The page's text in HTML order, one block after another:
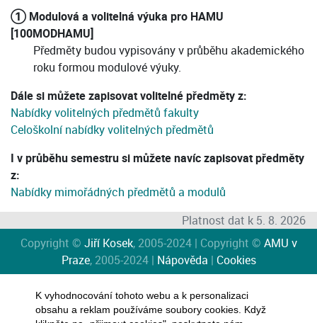
① Modulová a volitelná výuka pro HAMU
[100MODHAMU]
Předměty budou vypisovány v průběhu akademického
roku formou modulové výuky.
Dále si můžete zapisovat volitelné předměty z:
Nabídky volitelných předmětů fakulty
Celoškolní nabídky volitelných předmětů
I v průběhu semestru si můžete navíc zapisovat předměty
z:
Nabídky mimořádných předmětů a modulů
Platnost dat k 5. 8. 2026
Copyright © Jiří Kosek, 2005-2024 | Copyright © AMU v
Praze, 2005-2024 | Nápověda | Cookies
K vyhodnocování tohoto webu a k personalizaci
obsahu a reklam používáme soubory cookies. Když